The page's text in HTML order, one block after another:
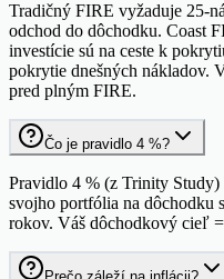
Tradičný FIRE vyžaduje 25-
odchod do dôchodku. Coast
investície sú na ceste k
pokrytie dnešných nákladov.
pred plným FIRE.
Čo je pravidlo 4 %?
Pravidlo 4 % (z Trinity
svojho portfólia na dôchodku
rokov. Váš dôchodkový cieľ